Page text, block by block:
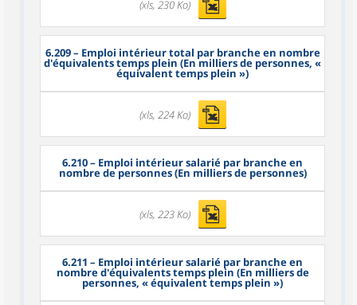
(xls, 230 Ko)
6.209– Emploi intérieur total par branche en nombre
d'équivalents temps plein (En milliers de personnes, «
équivalent temps plein »)
(xls, 224 Ko)
6.210– Emploi intérieur salarié par branche en
nombre de personnes (En milliers de personnes)
(xls, 223 Ko)
6.211 – Emploi intérieur salarié par branche en
nombre d'équivalents temps plein (En milliers de
personnes, « équivalent temps plein »)